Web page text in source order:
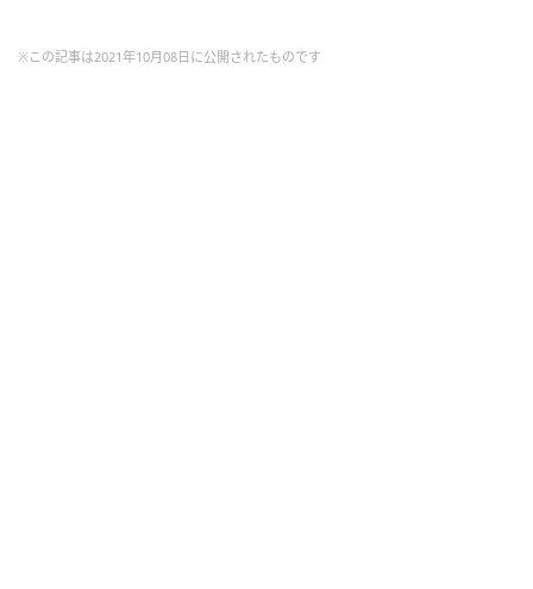
※この記事は2021年10月08日に公開されたものです